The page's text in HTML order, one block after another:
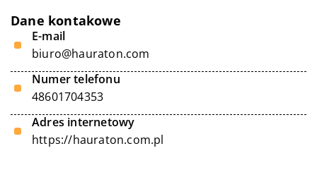
Dane kontakowe
E-mail
biuro@hauraton.com
Numer telefonu
48601704353
Adres internetowy
https://hauraton.com.pl